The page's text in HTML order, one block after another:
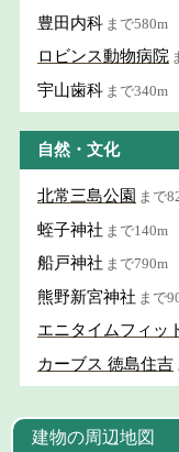
豊田内科 まで580m
ロビンス動物病院
宇山歯科 まで340m
自然・文化
北常三島公園 まで
蛭子神社 まで140m
船戸神社 まで790m
熊野新宮神社 まで
エニタイムフィッ
カーブス 徳島住吉
建物の周辺地図